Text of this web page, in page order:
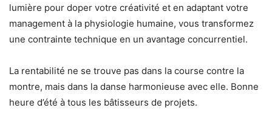
lumière pour doper votre créativité et en adaptant votre
management à la physiologie humaine, vous transformez
une contrainte technique en un avantage concurrentiel.
La rentabilité ne se trouve pas dans la course contre la
montre, mais dans la danse harmonieuse avec elle. Bonne
heure d’été à tous les bâtisseurs de projets.